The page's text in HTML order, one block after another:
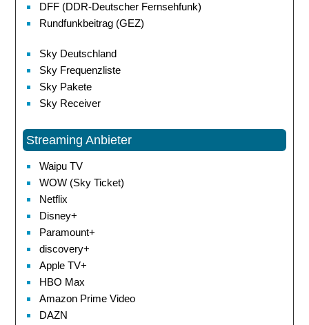
DFF (DDR-Deutscher Fernsehfunk)
Rundfunkbeitrag (GEZ)
Sky Deutschland
Sky Frequenzliste
Sky Pakete
Sky Receiver
Streaming Anbieter
Waipu TV
WOW (Sky Ticket)
Netflix
Disney+
Paramount+
discovery+
Apple TV+
HBO Max
Amazon Prime Video
DAZN